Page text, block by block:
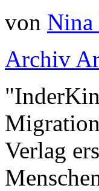
von Nina
Archiv
Verlag